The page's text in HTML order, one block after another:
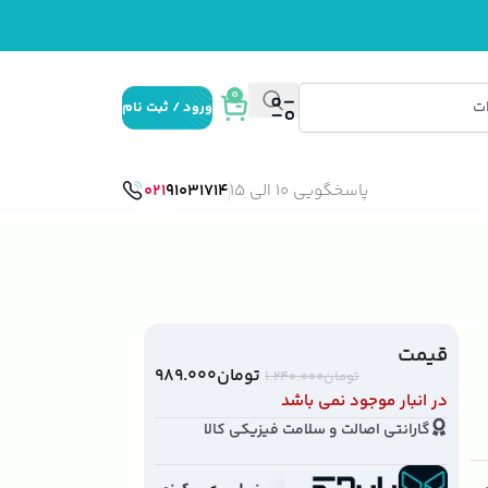
0
ورود / ثبت نام
پاسخگویی 10 الی 15 02191031714
قیمت
تومان۱.۲۴۰.۰۰۰ تومان۹۸۹.۰۰۰
در انبار موجود نمی باشد
گارانتی اصالت و سلامت فیزیکی کالا